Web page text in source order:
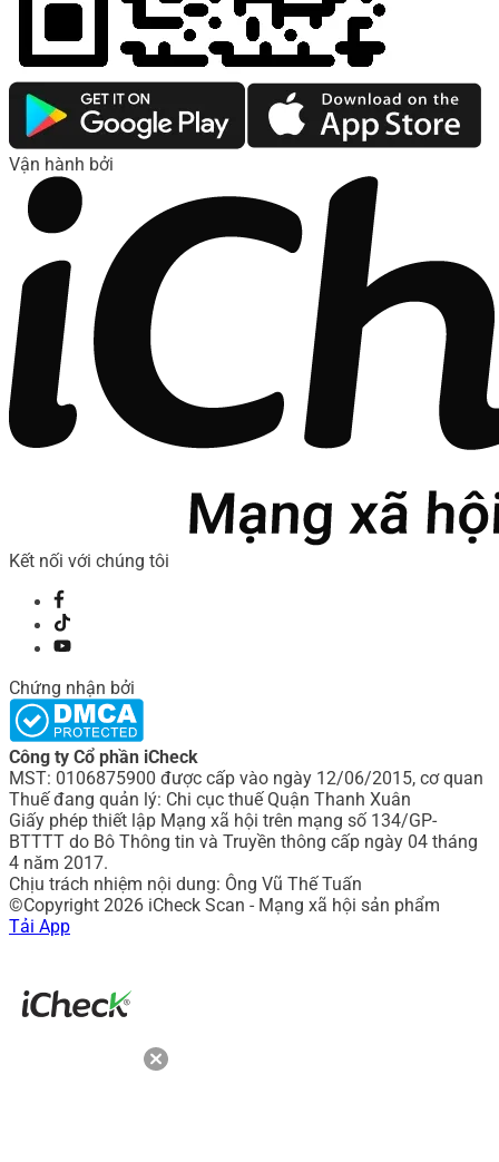
Vận hành bởi
Kết nối với chúng tôi
Chứng nhận bởi
Công ty Cổ phần iCheck
MST: 0106875900 được cấp vào ngày 12/06/2015, cơ quan
Thuế đang quản lý: Chi cục thuế Quận Thanh Xuân
Giấy phép thiết lập Mạng xã hội trên mạng số 134/GP-
BTTTT do Bô Thông tin và Truyền thông cấp ngày 04 tháng
4 năm 2017.
Chịu trách nhiệm nội dung: Ông Vũ Thế Tuấn
©Copyright 2026 iCheck Scan - Mạng xã hội sản phẩm
Tải App